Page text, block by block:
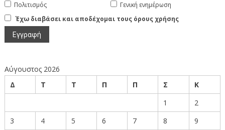
Πολιτισμός
Γενική ενημέρωση
Έχω διαβάσει και αποδέχομαι τους όρους χρήσης
Αύγουστος 2026
Δ
Τ Τ Π Π Σ
Κ
1
2
3
4 5 6 7 8
9